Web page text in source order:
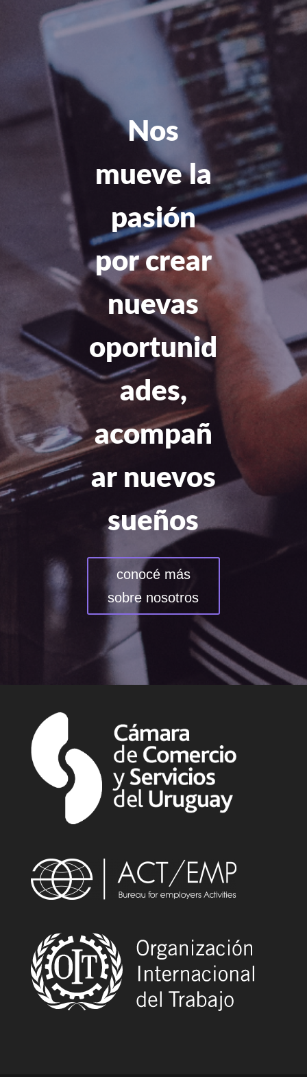
Nos
mueve la
pasión
por crear
nuevas
oportunid
ades,
acompañ
ar nuevos
sueños
conocé más
sobre nosotros